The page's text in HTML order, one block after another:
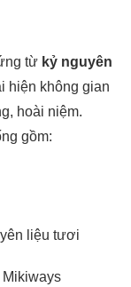
từ kỷ nguyên
hiện không gian
hoài niệm.
gồm:
liệu tươi